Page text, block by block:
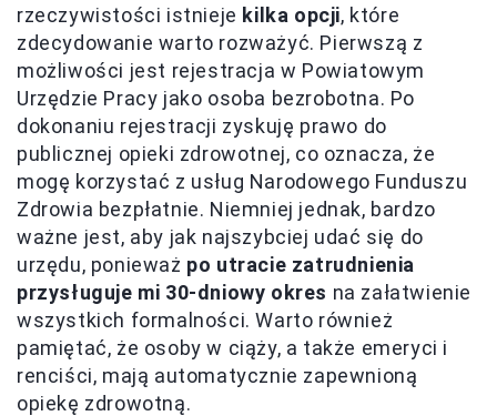
rzeczywistości istnieje kilka opcji, które
zdecydowanie warto rozważyć. Pierwszą z
możliwości jest rejestracja w Powiatowym
Urzędzie Pracy jako osoba bezrobotna. Po
dokonaniu rejestracji zyskuję prawo do
publicznej opieki zdrowotnej, co oznacza, że
mogę korzystać z usług Narodowego Funduszu
Zdrowia bezpłatnie. Niemniej jednak, bardzo
ważne jest, aby jak najszybciej udać się do
urzędu, ponieważ po utracie zatrudnienia
przysługuje mi 30-dniowy okres na załatwienie
wszystkich formalności. Warto również
pamiętać, że osoby w ciąży, a także emeryci i
renciści, mają automatycznie zapewnioną
opiekę zdrowotną.